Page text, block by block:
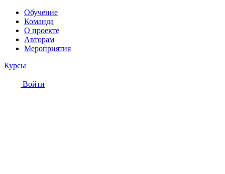
Обучение
Команда
О проекте
Авторам
Мероприятия
Курсы
Войти